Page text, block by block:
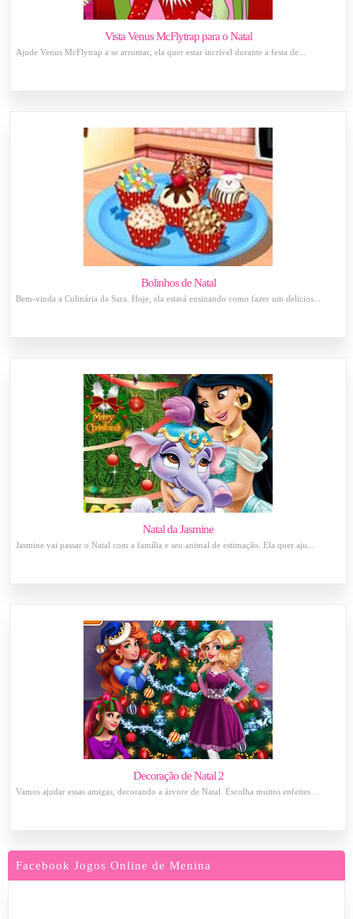
Vista Venus McFlytrap para o Natal
Ajude Venus McFlytrap a se arrumar, ela quer estar incrível durante a festa de...
Bolinhos de Natal
Bem-vinda a Culinária da Sara. Hoje, ela estará ensinando como fazer um delicios...
Natal da Jasmine
Jasmine vai passar o Natal com a família e seu animal de estimação. Ela quer aju...
Decoração de Natal 2
Vamos ajudar essas amigas, decorando a árvore de Natal. Escolha muitos enfeites ...
Facebook Jogos Online de Menina